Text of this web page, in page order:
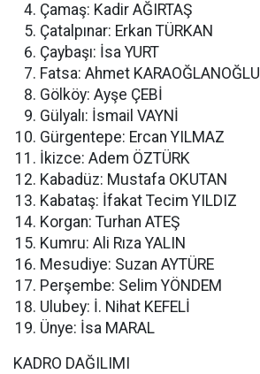
Çamaş: Kadir AĞIRTAŞ
Çatalpınar: Erkan TÜRKAN
Çaybaşı: İsa YURT
Fatsa: Ahmet KARAOĞLANOĞLU
Gölköy: Ayşe ÇEBİ
Gülyalı: İsmail VAYNİ
Gürgentepe: Ercan YILMAZ
İkizce: Adem ÖZTÜRK
Kabadüz: Mustafa OKUTAN
Kabataş: İfakat Tecim YILDIZ
Korgan: Turhan ATEŞ
Kumru: Ali Rıza YALIN
Mesudiye: Suzan AYTÜRE
Perşembe: Selim YÖNDEM
Ulubey: İ. Nihat KEFELİ
Ünye: İsa MARAL
KADRO DAĞILIMI